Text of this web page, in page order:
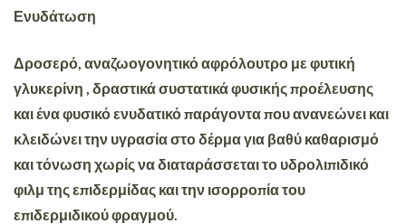
Ενυδάτωση
Δροσερό, αναζωογονητικό αφρόλουτρο με φυτική
γλυκερίνη , δραστικά συστατικά φυσικής προέλευσης
και ένα φυσικό ενυδατικό παράγοντα που ανανεώνει και
κλειδώνει την υγρασία στο δέρμα για βαθύ καθαρισμό
και τόνωση χωρίς να διαταράσσεται το υδρολιπιδικό
φιλμ της επιδερμίδας και την ισορροπία του
επιδερμιδικού φραγμού.